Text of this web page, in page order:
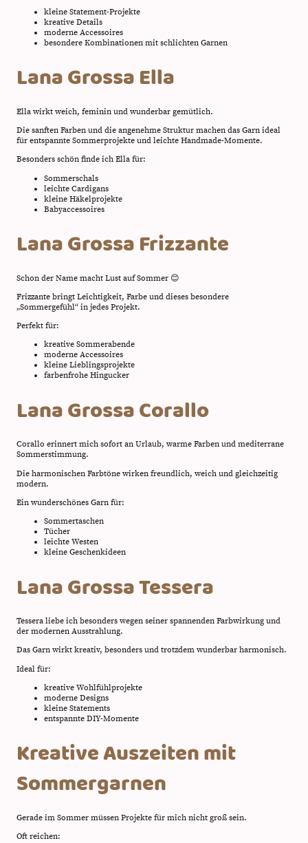
kleine Statement-Projekte
kreative Details
moderne Accessoires
besondere Kombinationen mit schlichten Garnen
Lana Grossa Ella
Ella wirkt weich, feminin und wunderbar gemütlich.
Die sanften Farben und die angenehme Struktur machen das Garn ideal
für entspannte Sommerprojekte und leichte Handmade-Momente.
Besonders schön finde ich Ella für:
Sommerschals
leichte Cardigans
kleine Häkelprojekte
Babyaccessoires
Lana Grossa Frizzante
Schon der Name macht Lust auf Sommer 😊
Frizzante bringt Leichtigkeit, Farbe und dieses besondere
„Sommergefühl“ in jedes Projekt.
Perfekt für:
kreative Sommerabende
moderne Accessoires
kleine Lieblingsprojekte
farbenfrohe Hingucker
Lana Grossa Corallo
Corallo erinnert mich sofort an Urlaub, warme Farben und mediterrane
Sommerstimmung.
Die harmonischen Farbtöne wirken freundlich, weich und gleichzeitig
modern.
Ein wunderschönes Garn für:
Sommertaschen
Tücher
leichte Westen
kleine Geschenkideen
Lana Grossa Tessera
Tessera liebe ich besonders wegen seiner spannenden Farbwirkung und
der modernen Ausstrahlung.
Das Garn wirkt kreativ, besonders und trotzdem wunderbar harmonisch.
Ideal für:
kreative Wohlfühlprojekte
moderne Designs
kleine Statements
entspannte DIY-Momente
Kreative Auszeiten mit
Sommergarnen
Gerade im Sommer müssen Projekte für mich nicht groß sein.
Oft reichen: